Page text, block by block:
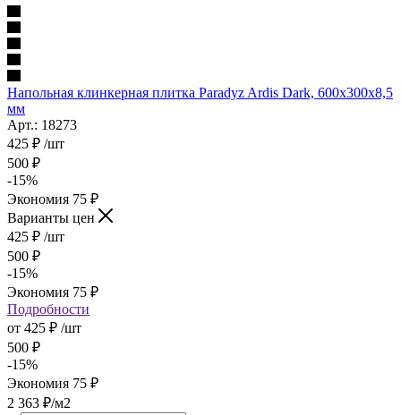
Напольная клинкерная плитка Paradyz Ardis Dark, 600x300x8,5
мм
Арт.: 18273
425 ₽ /шт
500 ₽
-15%
Экономия 75 ₽
Варианты цен
425 ₽ /шт
500 ₽
-15%
Экономия 75 ₽
Подробности
от 425 ₽ /шт
500 ₽
-15%
Экономия 75 ₽
2 363 ₽/м2